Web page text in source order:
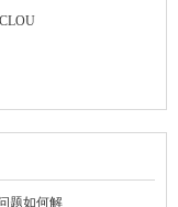
题如何解